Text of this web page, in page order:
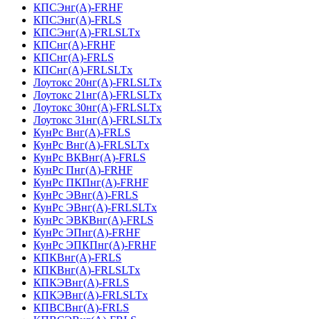
КПСЭнг(А)-FRHF
КПСЭнг(А)-FRLS
КПСЭнг(А)-FRLSLTx
КПСнг(А)-FRHF
КПСнг(А)-FRLS
КПСнг(А)-FRLSLTx
Лоутокс 20нг(А)-FRLSLTx
Лоутокс 21нг(А)-FRLSLTx
Лоутокс 30нг(А)-FRLSLTx
Лоутокс 31нг(А)-FRLSLTx
КунРс Внг(А)-FRLS
КунРс Внг(А)-FRLSLTx
КунРс ВКВнг(А)-FRLS
КунРс Пнг(А)-FRHF
КунРс ПКПнг(А)-FRHF
КунРс ЭВнг(А)-FRLS
КунРс ЭВнг(А)-FRLSLTx
КунРс ЭВКВнг(А)-FRLS
КунРс ЭПнг(А)-FRHF
КунРс ЭПКПнг(А)-FRHF
КПКВнг(А)-FRLS
КПКВнг(А)-FRLSLTx
КПКЭВнг(А)-FRLS
КПКЭВнг(А)-FRLSLTx
КПВСВнг(А)-FRLS